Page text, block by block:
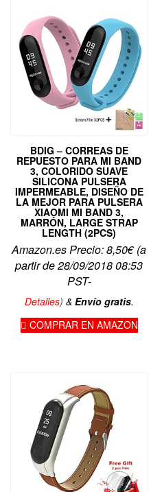
BDIG – CORREAS DE
REPUESTO PARA MI BAND
3, COLORIDO SUAVE
SILICONA PULSERA
IMPERMEABLE, DISEÑO DE
LA MEJOR PARA PULSERA
XIAOMI MI BAND 3,
MARRÓN, LARGE STRAP
LENGTH (2PCS)
Amazon.es Precio:8,50€(a
partir de 28/09/2018 08:53
PST-
Detalles) & Envío gratis.
COMPRAR EN AMAZON